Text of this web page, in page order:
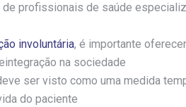
profissionais de saúde
involuntária, é importante
na sociedade
ser visto como uma medida
do paciente